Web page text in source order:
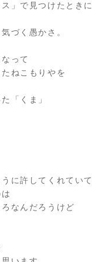
」で見つけたときに
づく愚かさ。
って
ねこもりやを
「くま」
に許してくれていて
なんだろうけど